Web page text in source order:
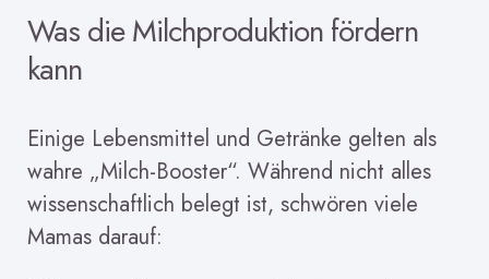
Was die Milchproduktion fördern
kann
Einige Lebensmittel und Getränke gelten als
wahre „Milch-Booster“. Während nicht alles
wissenschaftlich belegt ist, schwören viele
Mamas darauf: